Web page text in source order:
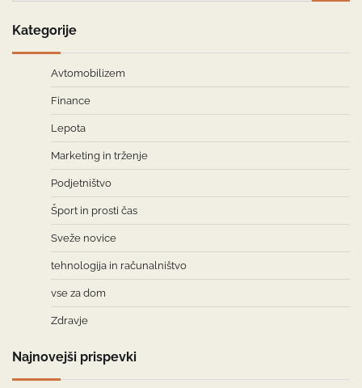
Kategorije
Avtomobilizem
Finance
Lepota
Marketing in trženje
Podjetništvo
Šport in prosti čas
Sveže novice
tehnologija in računalništvo
vse za dom
Zdravje
Najnovejši prispevki